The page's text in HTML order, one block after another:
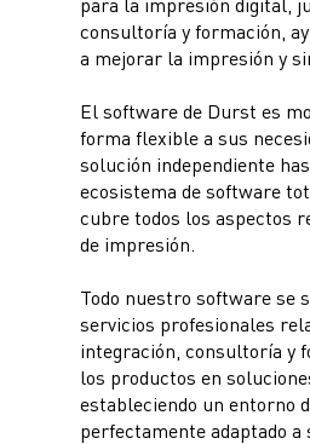
consultoría y formación,
a mejorar la impresión y
El software de Durst es
forma flexible a sus
solución independiente
ecosistema de software
cubre todos los aspectos
de impresión.
Todo nuestro software se
servicios profesionales
integración, consultoría y
los productos en
estableciendo un entorno
perfectamente adaptado a